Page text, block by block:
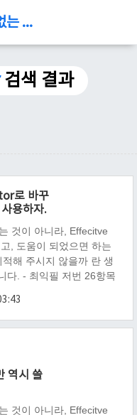
최익필의 이름없는 블로그
검색 결과
로 바꾸
용하자.
것이 아니라, Effecitve
, 도움이 되었으면 하는
해 주시지 않을까 란 생
다. - 최익필 저번 26항목
↘↖base() ↖
다시 정리 하자면, 1.
base() 는 함수이고, 명
이 가능하다는 것..
역시 쓸
것이 아니라, Effecitve